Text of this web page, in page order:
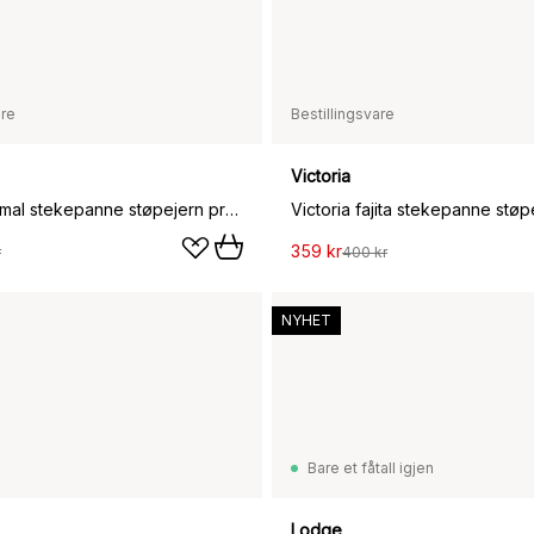
Victoria Comal stekepanne støpejern pre-seasoned, Ø30 cm
Bestillingsvare
Victoria
359 kr400 kr
Bare et fåtall igjen
Lodge
NYHET